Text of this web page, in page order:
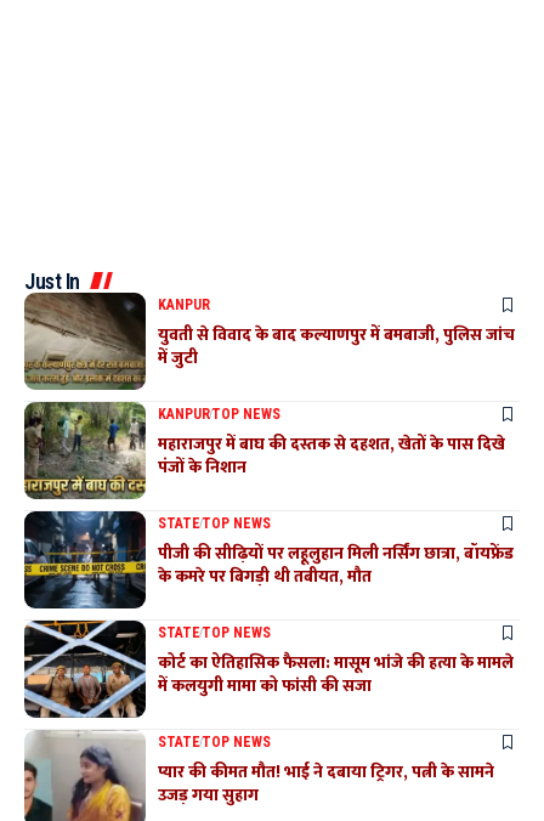
Just In
KANPUR
युवती से विवाद के बाद कल्याणपुर में बमबाजी, पुलिस जांच
में जुटी
KANPURTOP NEWS
महाराजपुर में बाघ की दस्तक से दहशत, खेतों के पास दिखे
पंजों के निशान
STATETOP NEWS
पीजी की सीढ़ियों पर लहूलुहान मिली नर्सिंग छात्रा, बॉयफ्रेंड
के कमरे पर बिगड़ी थी तबीयत, मौत
STATETOP NEWS
कोर्ट का ऐतिहासिक फैसला: मासूम भांजे की हत्या के मामले
में कलयुगी मामा को फांसी की सजा
STATETOP NEWS
प्यार की कीमत मौत! भाई ने दबाया ट्रिगर, पत्नी के सामने
उजड़ गया सुहाग